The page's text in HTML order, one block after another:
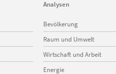
Analysen
Navigation
überspringen
Bevölkerung
Raum und Umwelt
Wirtschaft und Arbeit
Energie